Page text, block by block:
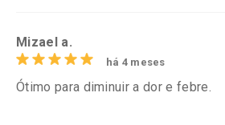
Mizael a.
há 4 meses
Ótimo para diminuir a dor e febre.